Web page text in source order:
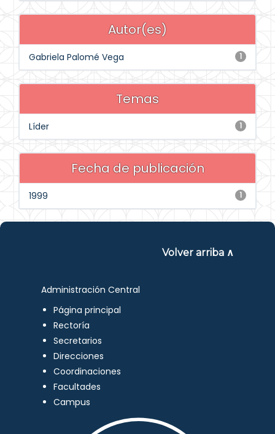
Autor(es)
1
Gabriela Palomé Vega
Temas
1
Líder
Fecha de publicación
1
1999
Volver arriba ∧
Administración Central
Página principal
Rectoría
Secretarios
Direcciones
Coordinaciones
Facultades
Campus